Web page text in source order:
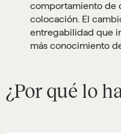
comportamiento de
colocación. El
entregabilidad que
más conocimiento
¿Por qué lo